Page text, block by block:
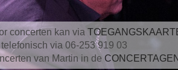
concerten kan via
telefonisch via 06-253 919 03
van Martin in de